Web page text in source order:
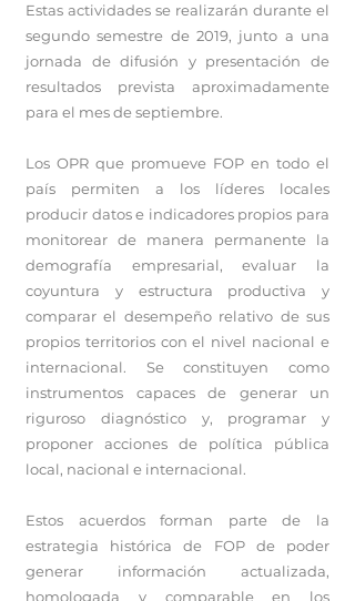
Estas actividades se realizarán durante el
segundo semestre de 2019, junto a una
jornada de difusión y presentación de
resultados prevista aproximadamente
para el mes de septiembre.
Los OPR que promueve FOP en todo el
país permiten a los líderes locales
producir datos e indicadores propios para
monitorear de manera permanente la
demografía empresarial, evaluar la
coyuntura y estructura productiva y
comparar el desempeño relativo de sus
propios territorios con el nivel nacional e
internacional. Se constituyen como
instrumentos capaces de generar un
riguroso diagnóstico y, programar y
proponer acciones de política pública
local, nacional e internacional.
Estos acuerdos forman parte de la
estrategia histórica de FOP de poder
generar información actualizada,
homologada y comparable en los